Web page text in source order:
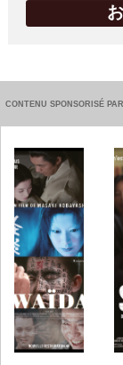
CONTENU SPONSORISÉ PAR